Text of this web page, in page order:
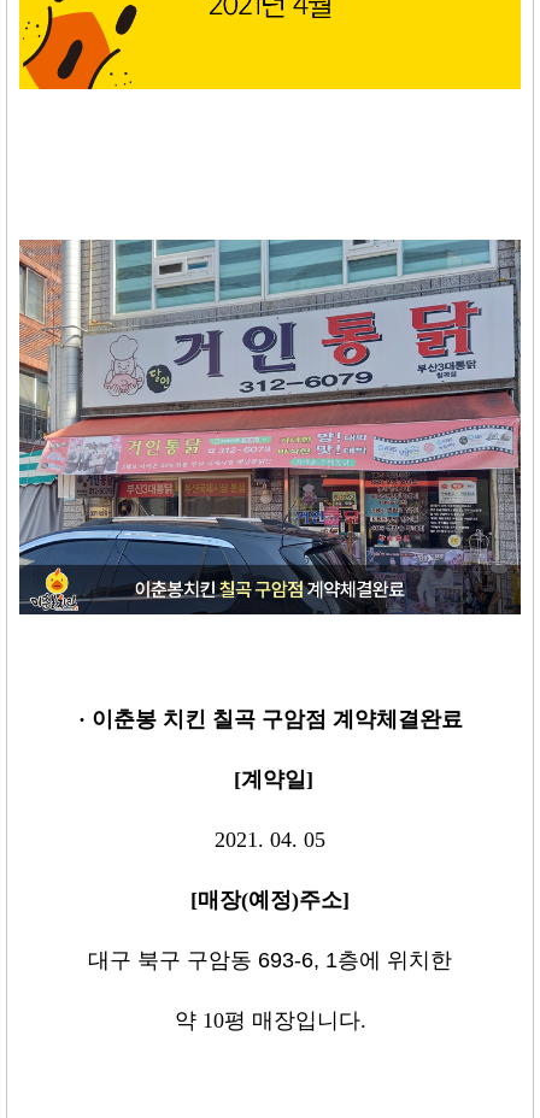
· 이춘봉 치킨 칠곡 구암점 계약체결완료
[계약일]
2021. 04. 05
[매장(예정)주소]
대구 북구 구암동 693-6, 1층에 위치한
약 10평 매장입니다.